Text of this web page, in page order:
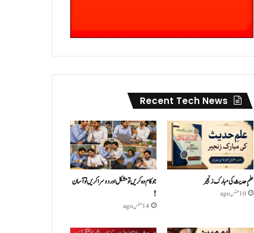
Recent Tech News
علمِ حدیث کی مبارک زنجیر
10 منٹس ago
جو کام وہ کریں تو مشکل اور دوسرا کریں تو آسان
!
14 منٹس ago